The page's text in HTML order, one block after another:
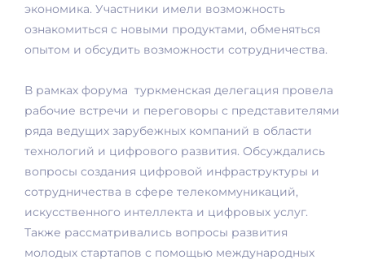
экономика. Участники имели возможность
ознакомиться с новыми продуктами, обменяться
опытом и обсудить возможности сотрудничества.
В рамках форума туркменская делегация провела
рабочие встречи и переговоры с представителями
ряда ведущих зарубежных компаний в области
технологий и цифрового развития. Обсуждались
вопросы создания цифровой инфраструктуры и
сотрудничества в сфере телекоммуникаций,
искусственного интеллекта и цифровых услуг.
Также рассматривались вопросы развития
молодых стартапов с помощью международных